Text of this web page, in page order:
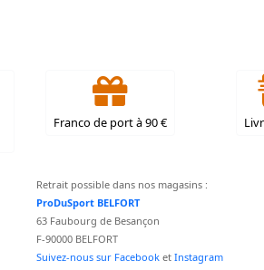
Franco de port à 90 €
Retrait possible dans nos magasins :
ProDuSport BELFORT
63 Faubourg de Besançon
F-90000 BELFORT
Suivez-nous sur Facebook et Instagram